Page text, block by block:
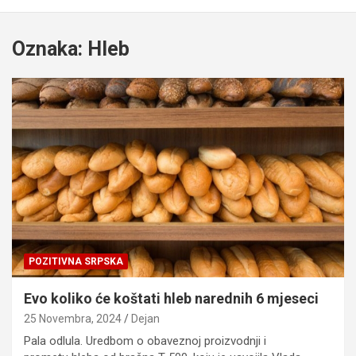
Oznaka: Hleb
POZITIVNA SRPSKA
Evo koliko će koštati hleb narednih 6 mjeseci
25 Novembra, 2024 Dejan
Pala odlula. Uredbom o obaveznoj proizvodnji i